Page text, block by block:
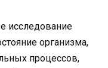
исследование
организма,
процессов,